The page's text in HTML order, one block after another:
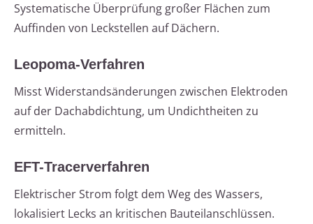
Systematische Überprüfung großer Flächen zum
Auffinden von Leckstellen auf Dächern.
Leopoma-Verfahren
Misst Widerstandsänderungen zwischen Elektroden
auf der Dachabdichtung, um Undichtheiten zu
ermitteln.
EFT-Tracerverfahren
Elektrischer Strom folgt dem Weg des Wassers,
lokalisiert Lecks an kritischen Bauteilanschlüssen.